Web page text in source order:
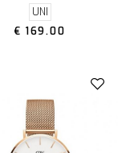
UNI
€ 169.00